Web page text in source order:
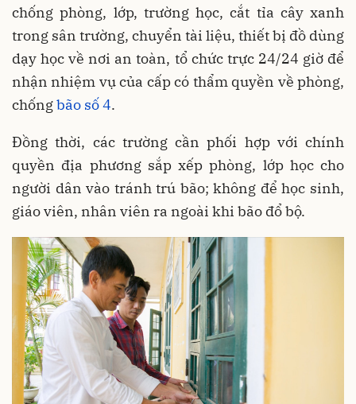
chống phòng, lớp, trường học, cắt tỉa cây xanh
trong sân trường, chuyển tài liệu, thiết bị đồ dùng
dạy học về nơi an toàn, tổ chức trực 24/24 giờ để
nhận nhiệm vụ của cấp có thẩm quyền về phòng,
chốngbão số 4.
Đồng thời, các trường cần phối hợp với chính
quyền địa phương sắp xếp phòng, lớp học cho
người dân vào tránh trú bão; không để học sinh,
giáo viên, nhân viên ra ngoài khi bão đổ bộ.